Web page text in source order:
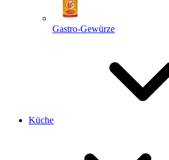
Gastro-Gewürze
Küche